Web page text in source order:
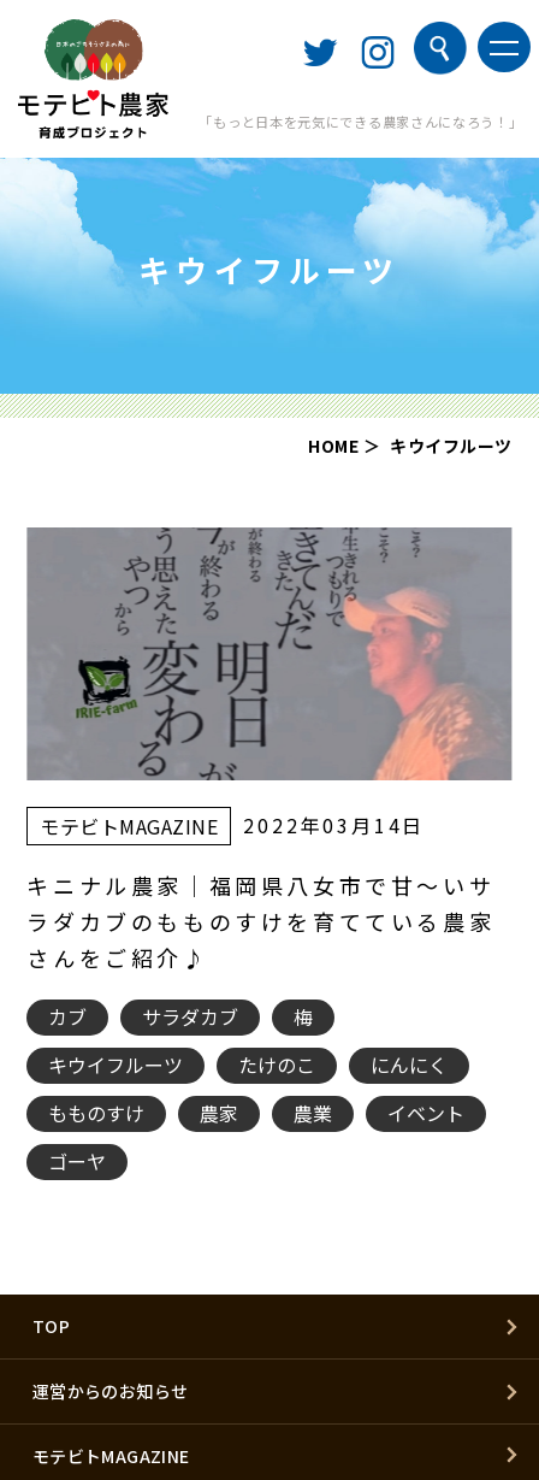
「もっと日本を元気にできる農家さんになろう！」
キウイフルーツ
HOME キウイフルーツ
モテビトMAGAZINE 2022年03月14日
キニナル農家｜福岡県八女市で甘～いサ
ラダカブのもものすけを育てている農家
さんをご紹介♪
カブ サラダカブ
梅
キウイフルーツ
たけのこ
にんにく
もものすけ
農家 農業
イベント
ゴーヤ
TOP
運営からのお知らせ
モテビトMAGAZINE